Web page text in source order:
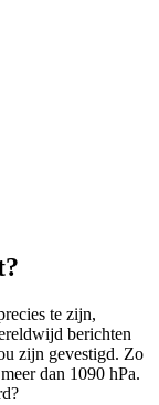
te zijn,
berichten
zijn gevestigd. Zo
dan 1090 hPa.